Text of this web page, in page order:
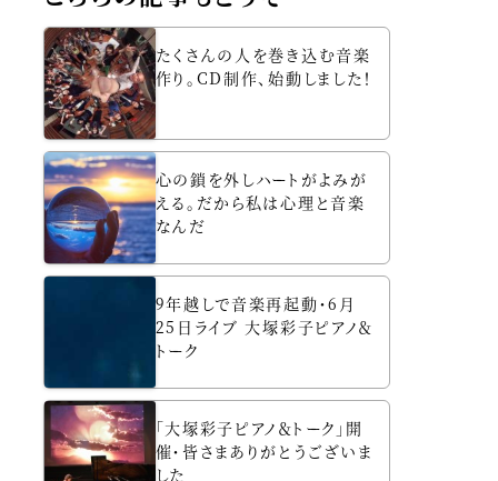
たくさんの人を巻き込む音楽
作り。CD制作、始動しました！
心の鎖を外しハートがよみが
える。だから私は心理と音楽
なんだ
9年越しで音楽再起動・6月
25日ライブ 大塚彩子ピアノ＆
トーク
「大塚彩子ピアノ＆トーク」開
催・皆さまありがとうございま
した